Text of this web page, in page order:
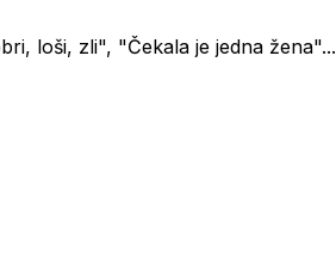
loši, zli", "Čekala je jedna žena"...